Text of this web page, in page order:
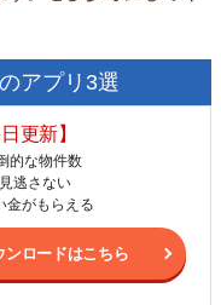
アプリ3選
更新】
的な物件数
逃さない
金がもらえる
ンロードはこちら